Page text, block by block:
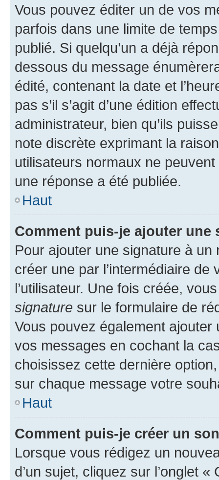
Vous pouvez éditer un de vos
parfois dans une limite de
publié. Si quelqu’un a déjà
dessous du message
édité, contenant la date et
pas s’il s’agit d’une édition
administrateur, bien qu’ils
note discrète exprimant la
utilisateurs normaux ne
une réponse a été publiée.
Haut
Comment puis-je ajouter une
Pour ajouter une signature à un
créer une par l’intermédiaire
l’utilisateur. Une fois créée,
signature sur le formulaire de
Vous pouvez également
vos messages en cochant la
choisissez cette dernière
sur chaque message votre
Haut
Comment puis-je créer un
Lorsque vous rédigez un
d’un sujet, cliquez sur l’onglet